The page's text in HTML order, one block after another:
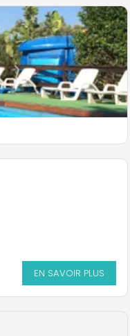
EN SAVOIR PLUS